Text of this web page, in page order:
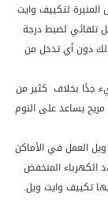
لتكييف وايت
تلقائي لضبط درجة
دون أي تدخل من
جدًا بخلاف كثير من
مريح يساعد على النوم
العمل في الأماكن
الكهرباء المنخفض
تكييف وايت ويل.